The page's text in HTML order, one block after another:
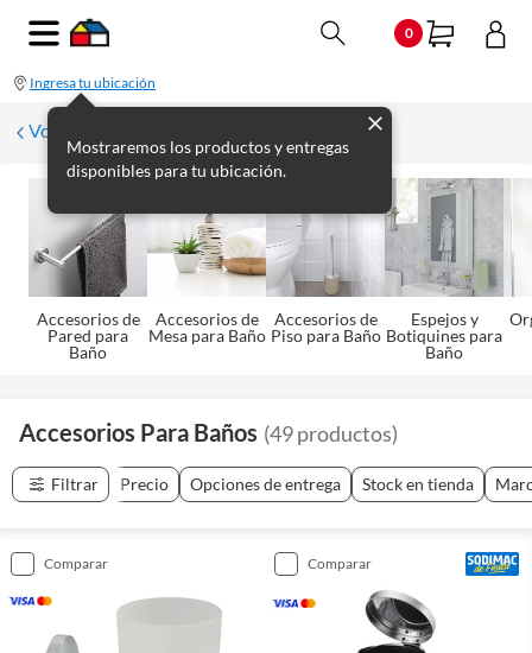
0
Ingresa tu ubicación
Mostraremos los productos y entregas
disponibles para tu ubicación.
Volver a Baño
Accesorios de
Pared para
Baño
Accesorios de
Mesa para Baño
Accesorios de
Piso para Baño
Espejos y
Botiquines para
Baño
Accesorios Para Baños (49productos)
Filtrar Precio Opciones de entrega Stock en tienda
comparar comparar